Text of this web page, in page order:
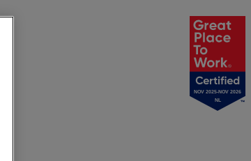
NOV 2025-NOV 2026
NL